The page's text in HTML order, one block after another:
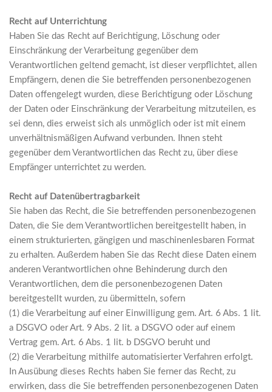
Recht auf Unterrichtung
Haben Sie das Recht auf Berichtigung, Löschung oder
Einschränkung der Verarbeitung gegenüber dem
Verantwortlichen geltend gemacht, ist dieser verpflichtet, allen
Empfängern, denen die Sie betreffenden personenbezogenen
Daten offengelegt wurden, diese Berichtigung oder Löschung
der Daten oder Einschränkung der Verarbeitung mitzuteilen, es
sei denn, dies erweist sich als unmöglich oder ist mit einem
unverhältnismäßigen Aufwand verbunden. Ihnen steht
gegenüber dem Verantwortlichen das Recht zu, über diese
Empfänger unterrichtet zu werden.
Recht auf Datenübertragbarkeit
Sie haben das Recht, die Sie betreffenden personenbezogenen
Daten, die Sie dem Verantwortlichen bereitgestellt haben, in
einem strukturierten, gängigen und maschinenlesbaren Format
zu erhalten. Außerdem haben Sie das Recht diese Daten einem
anderen Verantwortlichen ohne Behinderung durch den
Verantwortlichen, dem die personenbezogenen Daten
bereitgestellt wurden, zu übermitteln, sofern
(1) die Verarbeitung auf einer Einwilligung gem. Art. 6 Abs. 1 lit.
a DSGVO oder Art. 9 Abs. 2 lit. a DSGVO oder auf einem
Vertrag gem. Art. 6 Abs. 1 lit. b DSGVO beruht und
(2) die Verarbeitung mithilfe automatisierter Verfahren erfolgt.
In Ausübung dieses Rechts haben Sie ferner das Recht, zu
erwirken, dass die Sie betreffenden personenbezogenen Daten